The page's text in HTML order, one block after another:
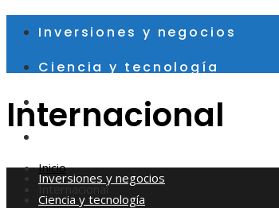
Inversiones y negocios
Ciencia y tecnología
Cultura y ocio
Inversiones y negocios
Ciencia y tecnología
Internacional
Inicio
Internacional